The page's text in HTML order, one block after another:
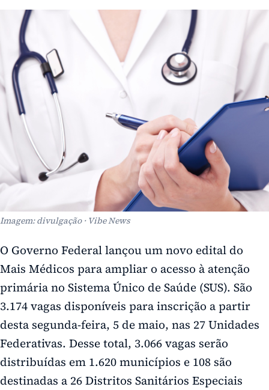
Imagem: divulgação · Vibe News
O Governo Federal lançou um novo edital do
Mais Médicos para ampliar o acesso à atenção
primária no Sistema Único de Saúde (SUS). São
3.174 vagas disponíveis para inscrição a partir
desta segunda-feira, 5 de maio, nas 27 Unidades
Federativas. Desse total, 3.066 vagas serão
distribuídas em 1.620 municípios e 108 são
destinadas a 26 Distritos Sanitários Especiais